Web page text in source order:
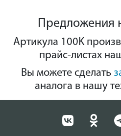
Предложения
Артикула 100K
прайс-листах
Вы можете сделать
аналога в нашу